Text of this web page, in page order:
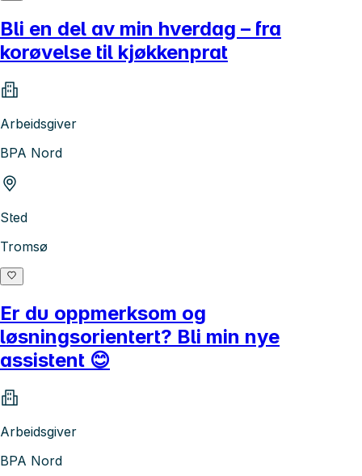
Bli en del av min hverdag – fra
korøvelse til kjøkkenprat
Arbeidsgiver
BPA Nord
Sted
Tromsø
Er du oppmerksom og
løsningsorientert? Bli min nye
assistent 😊
Arbeidsgiver
BPA Nord